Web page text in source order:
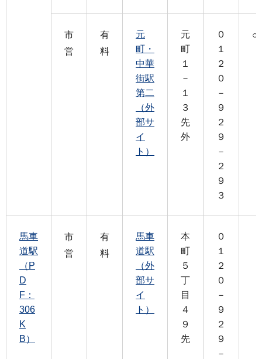
市
営
有
料
元
町・
中華
街駅
第二
（外
部サ
イ
ト）
元
町
１
－
１
３
先
外
０
１
２
０
－
９
２
９
－
２
９
３
○
馬車
道駅
（P
D
F：
306
K
B）
市
営
有
料
馬車
道駅
（外
部サ
イ
ト）
本
町
５
丁
目
４
９
先
０
１
２
０
－
９
２
９
－